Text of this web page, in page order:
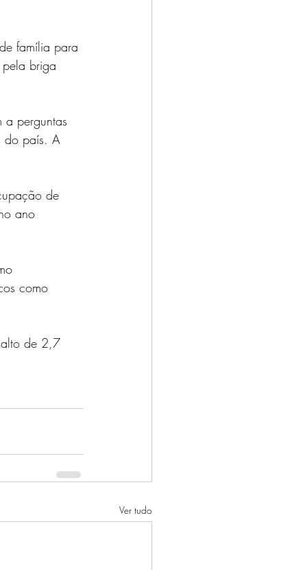
família para
pela briga
perguntas
do país. A
de
ano
como
de 2,7
Ver tudo